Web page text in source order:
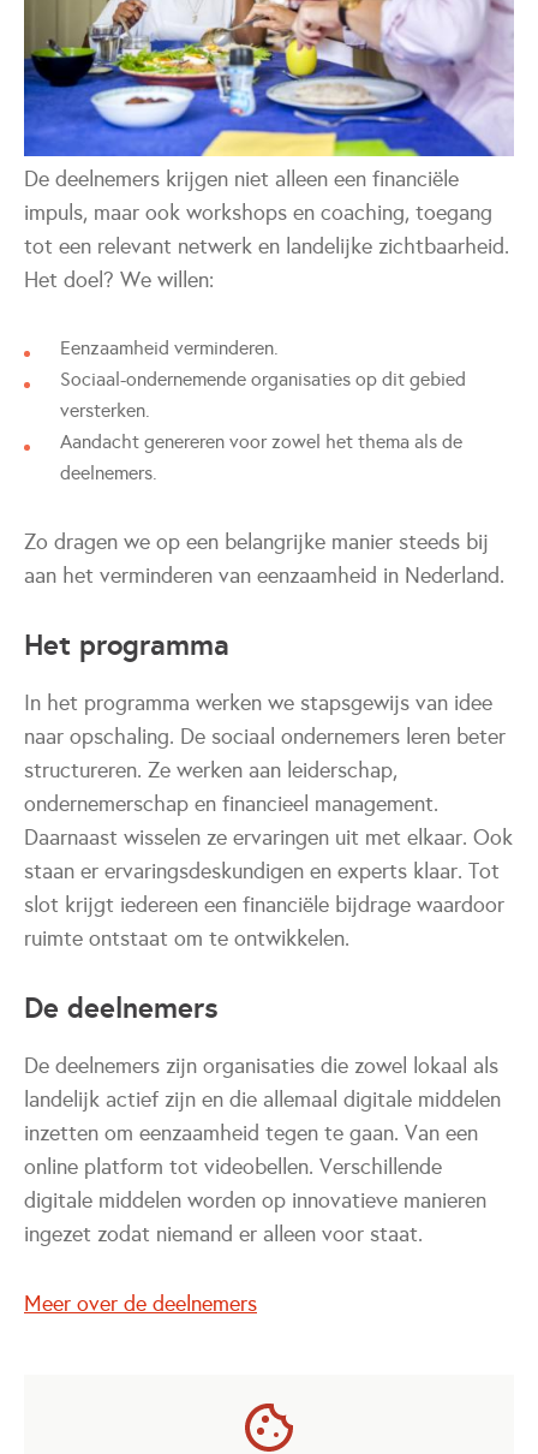
De deelnemers krijgen niet alleen een financiële
impuls, maar ook workshops en coaching, toegang
tot een relevant netwerk en landelijke zichtbaarheid.
Het doel? We willen:
Eenzaamheid verminderen.
Sociaal-ondernemende organisaties op dit gebied
versterken.
Aandacht genereren voor zowel het thema als de
deelnemers.
Zo dragen we op een belangrijke manier steeds bij
aan het verminderen van eenzaamheid in Nederland.
Het programma
In het programma werken we stapsgewijs van idee
naar opschaling. De sociaal ondernemers leren beter
structureren. Ze werken aan leiderschap,
ondernemerschap en financieel management.
Daarnaast wisselen ze ervaringen uit met elkaar. Ook
staan er ervaringsdeskundigen en experts klaar. Tot
slot krijgt iedereen een financiële bijdrage waardoor
ruimte ontstaat om te ontwikkelen.
De deelnemers
De deelnemers zijn organisaties die zowel lokaal als
landelijk actief zijn en die allemaal digitale middelen
inzetten om eenzaamheid tegen te gaan. Van een
online platform tot videobellen. Verschillende
digitale middelen worden op innovatieve manieren
ingezet zodat niemand er alleen voor staat.
Meer over de deelnemers